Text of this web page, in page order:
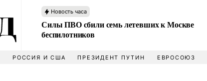
Новость часа
Силы ПВО сбили семь летевших к Москве
беспилотников
РОССИЯ И США ПРЕЗИДЕНТ ПУТИН ЕВРОСОЮЗ